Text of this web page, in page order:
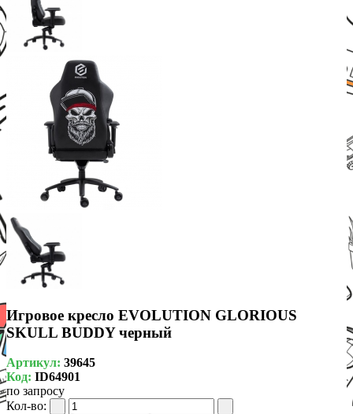
Игровое кресло EVOLUTION GLORIOUS
SKULL BUDDY черный
Артикул: 39645
Код: ID64901
по запросу
Кол-во: